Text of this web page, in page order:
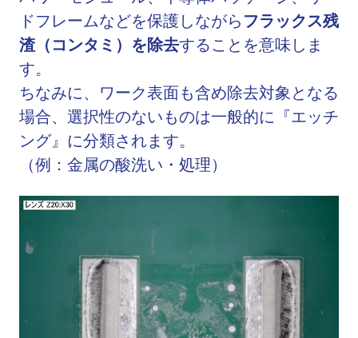
ドフレームなどを保護しながら フラックス残
渣（コンタミ）を除去することを意味しま
す。
ちなみに、ワーク表面も含め除去対象となる
場合、選択性のないものは一般的に『エッチ
ング』に分類されます。
（例：金属の酸洗い・処理）